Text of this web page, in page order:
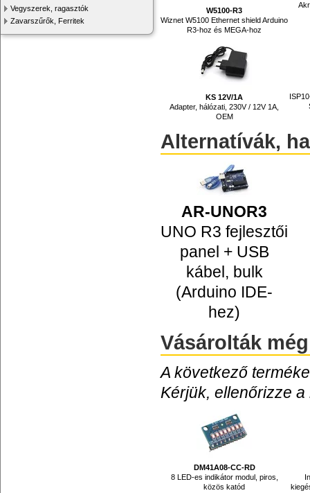
Vegyszerek, ragasztók
Zavarszűrők, Ferritek
W5100-R3
Wiznet W5100 Ethernet shield Arduino
R3-hoz és MEGA-hoz
KS 12V/1A
Adapter, hálózati, 230V / 12V 1A,
OEM
Alternatívák,
AR-UNOR3
UNO R3 fejlesztői
panel + USB
kábel, bulk
(Arduino IDE-
hez)
Vásárolták még
A következő
Kérjük, ellenőrizze
DM41A08-CC-RD
8 LED-es indikátor modul, piros,
közös katód